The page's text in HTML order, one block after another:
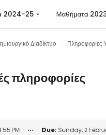
2024-25 Μαθήματα
Διαδίκτυο
πληροφορίες
PM Due: Sunday, 2